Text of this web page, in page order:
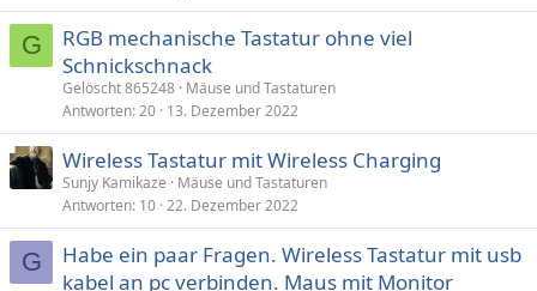
G
RGB mechanische Tastatur ohne viel
Schnickschnack
Gelöscht 865248 Mäuse und Tastaturen
Antworten 20 13. Dezember 2022
Wireless Tastatur mit Wireless Charging
Sunjy Kamikaze
Mäuse und Tastaturen
Antworten 10 22. Dezember 2022
G
Habe ein paar Fragen. Wireless Tastatur mit usb
kabel an pc verbinden. Maus mit Monitor